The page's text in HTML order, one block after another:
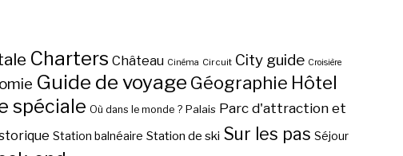
Charters Château Cinéma Circuit City guide Croisière
Guide de voyage Géographie Hôtel
spéciale Où dans le monde ? Palais Parc d'attraction et
Station balnéaire Station de ski Sur les pas Séjour